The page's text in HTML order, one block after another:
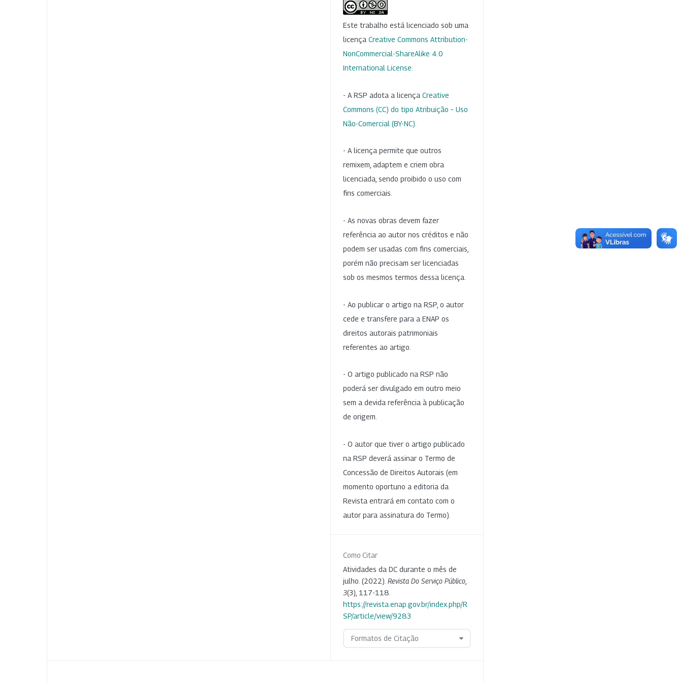
Este trabalho está licenciado sob uma
licença Creative Commons Attribution-
NonCommercial-ShareAlike 4.0
International License
- A RSP adota a licença Creative
Commons (CC) do tipo Atribuição – Uso
Não-Comercial (BY-NC)
- A licença permite que outros
remixem, adaptem e criem obra
licenciada, sendo proibido o uso com
fins comerciais.
- As novas obras devem fazer
referência ao autor nos créditos e não
podem ser usadas com fins comerciais,
porém não precisam ser licenciadas
sob os mesmos termos dessa licença.
- Ao publicar o artigo na RSP, o autor
cede e transfere para a ENAP os
direitos autorais patrimoniais
referentes ao artigo.
- O artigo publicado na RSP não
poderá ser divulgado em outro meio
sem a devida referência à publicação
de origem.
- O autor que tiver o artigo publicado
na RSP deverá assinar o Termo de
Concessão de Direitos Autorais (em
momento oportuno a editoria da
Revista entrará em contato com o
autor para assinatura do Termo).
Como Citar
Atividades da DC durante o mês de
julho. (2022). Revista Do Serviço Público
3(3), 117-118.
https://revista.enap.gov.br/index.php/R
SP/article/view/9283
Formatos de Citação